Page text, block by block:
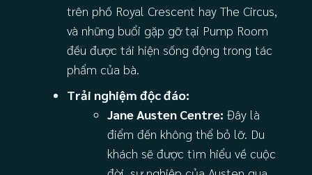
trên phố Royal Crescent hay The Circus,
và những buổi gặp gỡ tại Pump Room
đều được tái hiện sống động trong tác
phẩm của bà.
Trải nghiệm độc đáo:
Jane Austen Centre: Đây là
điểm đến không thể bỏ lỡ. Du
khách sẽ được tìm hiểu về cuộc